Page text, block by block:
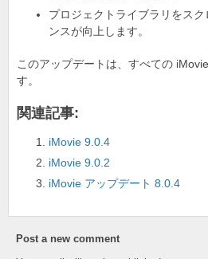
プロジェクトライブラリをス
ンスが向上します。
このアップデートは、すべての
す。
関連記事:
iMovie 9.0.4
iMovie 9.0.2
iMovie アップデート 8.0.4
Post a new comment